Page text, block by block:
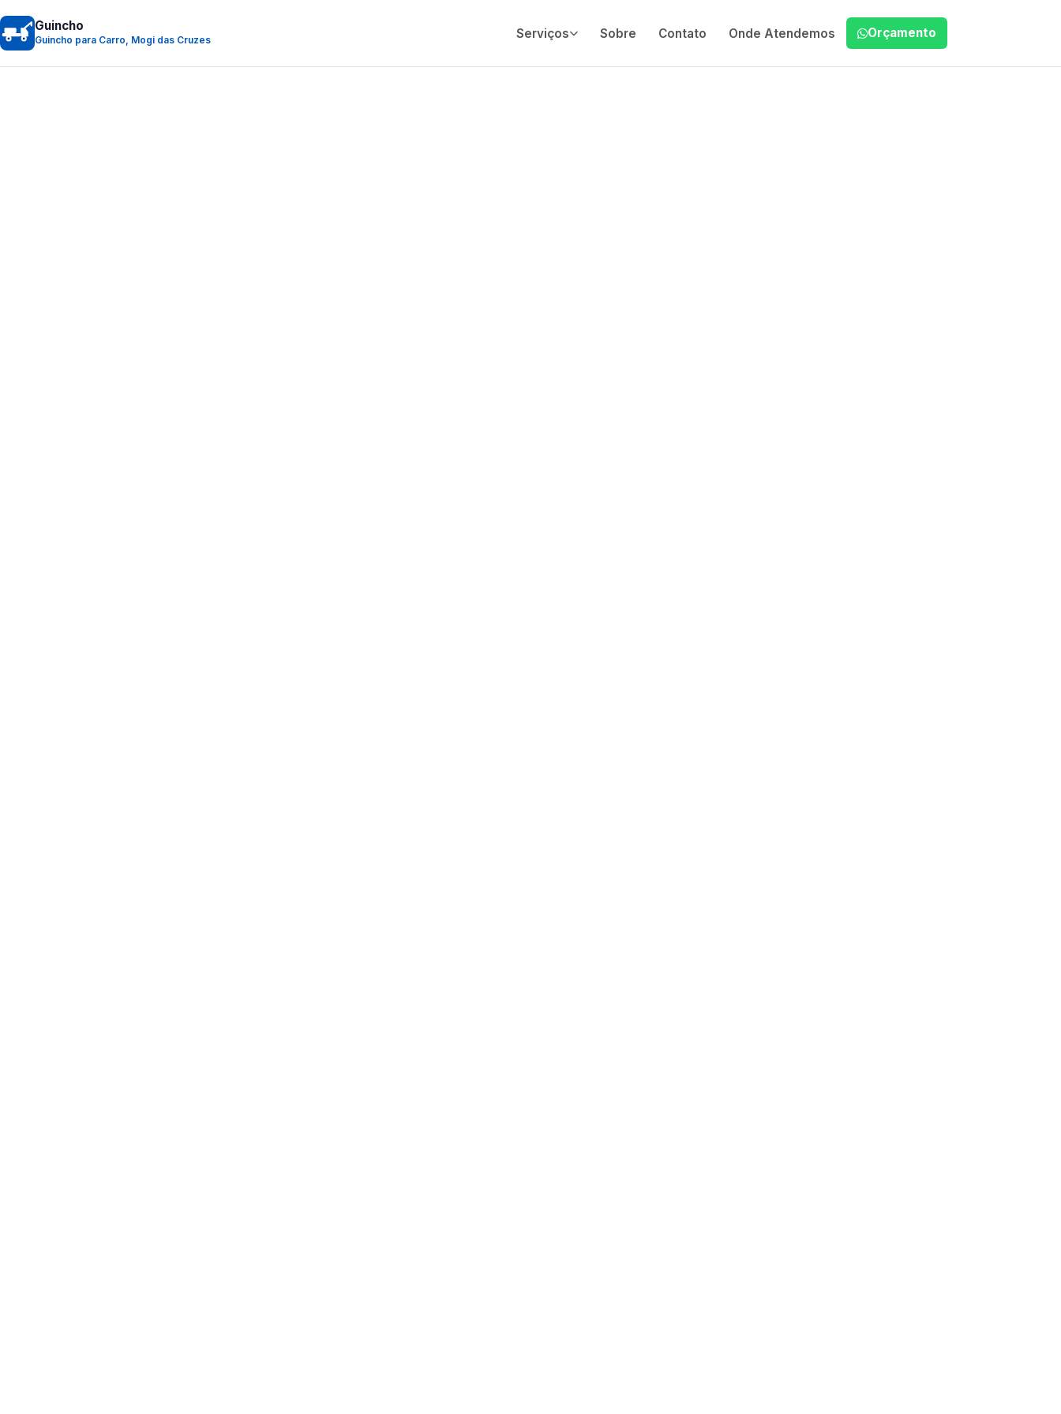
Guincho
Guincho para Carro, Mogi das Cruzes Serviços Sobre Contato Onde Atendemos Orçamento